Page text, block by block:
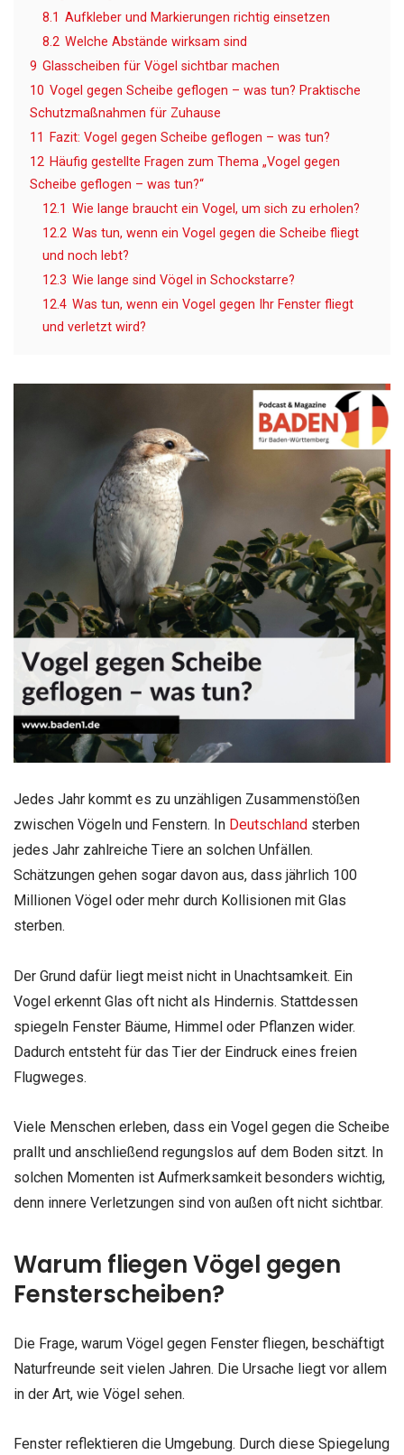
8.1 Aufkleber und Markierungen richtig einsetzen
8.2 Welche Abstände wirksam sind
9 Glasscheiben für Vögel sichtbar machen
10 Vogel gegen Scheibe geflogen – was tun? Praktische
Schutzmaßnahmen für Zuhause
11
Fazit: Vogel gegen Scheibe geflogen – was tun?
12 Häufig gestellte Fragen zum Thema „Vogel gegen
Scheibe geflogen – was tun?“
12.1 Wie lange braucht ein Vogel, um sich zu erholen?
12.2 Was tun, wenn ein Vogel gegen die Scheibe fliegt
und noch lebt?
12.3 Wie lange sind Vögel in Schockstarre?
12.4 Was tun, wenn ein Vogel gegen Ihr Fenster fliegt
und verletzt wird?
Jedes Jahr kommt es zu unzähligen Zusammenstößen
zwischen Vögeln und Fenstern. In Deutschland sterben
jedes Jahr zahlreiche Tiere an solchen Unfällen.
Schätzungen gehen sogar davon aus, dass jährlich 100
Millionen Vögel oder mehr durch Kollisionen mit Glas
sterben.
Der Grund dafür liegt meist nicht in Unachtsamkeit. Ein
Vogel erkennt Glas oft nicht als Hindernis. Stattdessen
spiegeln Fenster Bäume, Himmel oder Pflanzen wider.
Dadurch entsteht für das Tier der Eindruck eines freien
Flugweges.
Viele Menschen erleben, dass ein Vogel gegen die Scheibe
prallt und anschließend regungslos auf dem Boden sitzt. In
solchen Momenten ist Aufmerksamkeit besonders wichtig,
denn innere Verletzungen sind von außen oft nicht sichtbar.
Warum fliegen Vögel gegen
Fensterscheiben?
Die Frage, warum Vögel gegen Fenster fliegen, beschäftigt
Naturfreunde seit vielen Jahren. Die Ursache liegt vor allem
in der Art, wie Vögel sehen.
Fenster reflektieren die Umgebung. Durch diese Spiegelung